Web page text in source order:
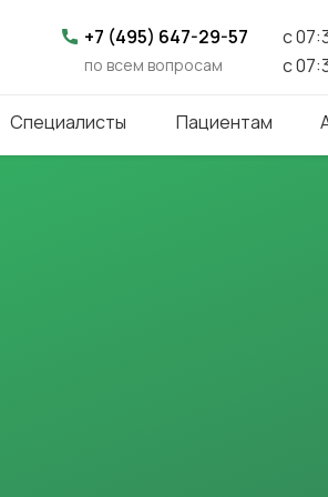
Специалисты Пациентам
с
с
+7 (495) 647-29-57
по всем вопросам